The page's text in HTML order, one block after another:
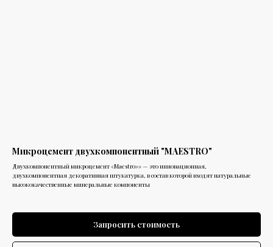
Микроцемент двухкомпонентный "MAESTRO"
Двухкомпонентный микроцемент «Maestro»» — это инновационная,
двухкомпонентная декоративная штукатурка, в состав которой входят натуральные
высококачественные минеральные компоненты
Запросить стоимость